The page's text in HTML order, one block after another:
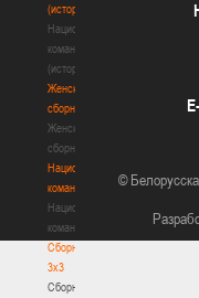
(история)
Национальная
команда
(история)
Женские
сборные
Женские
сборные
Национальная
команда
Национальная
команда
Сборные
3х3
Сборные
©